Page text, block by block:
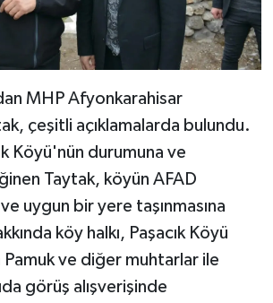
MHP Afyonkarahisar
çeşitli açıklamalarda bulundu.
Köyü'nün durumuna ve
Taytak, köyün AFAD
uygun bir yere taşınmasına
köy halkı, Paşacık Köyü
Pamuk ve diğer muhtarlar ile
görüş alışverişinde